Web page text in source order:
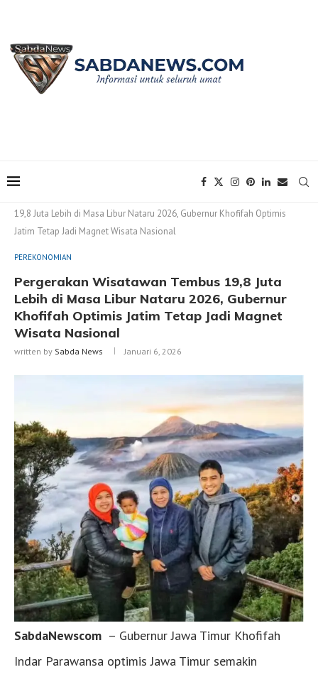
19,8 Juta Lebih di Masa Libur Nataru 2026, Gubernur Khofifah Optimis
Jatim Tetap Jadi Magnet Wisata Nasional
PEREKONOMIAN
Pergerakan Wisatawan Tembus 19,8 Juta
Lebih di Masa Libur Nataru 2026, Gubernur
Khofifah Optimis Jatim Tetap Jadi Magnet
Wisata Nasional
written by Sabda News Januari 6, 2026
SabdaNewscom – Gubernur Jawa Timur Khofifah
Indar Parawansa optimis Jawa Timur semakin